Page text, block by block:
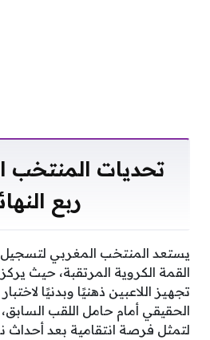
تحديات المنتخب
ربع
يستعد المنتخب المغربي
القمة الكروية المرتقبة، حيث
تجهيز اللاعبين ذهنيًا وبدنيًا
الحقيقي أمام حامل اللقب السابق،